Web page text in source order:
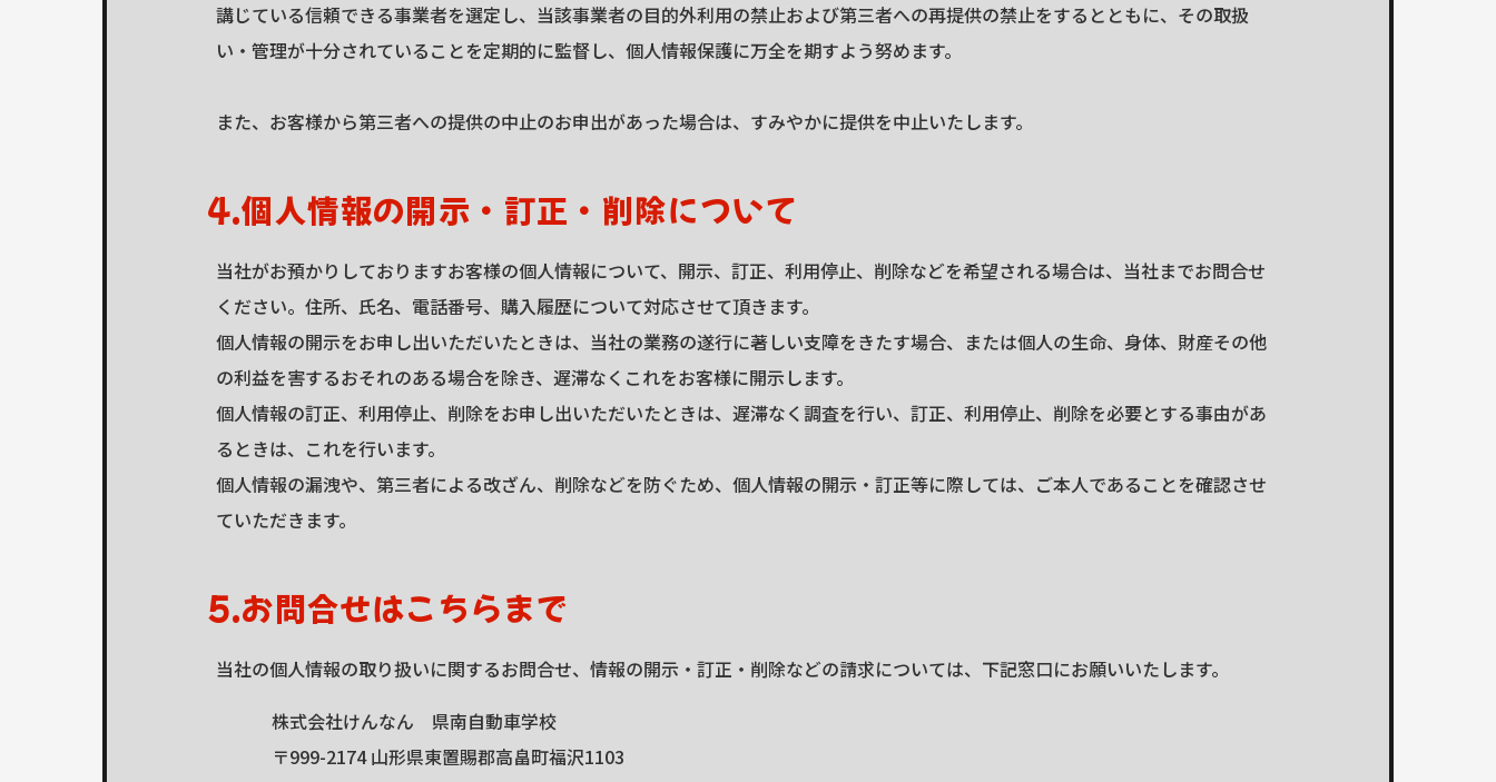
講じている信頼できる事業者を選定し、当該事業者の目的外利用の禁止および第三者への再提供の禁止をするとともに、その取扱
い・管理が十分されていることを定期的に監督し、個人情報保護に万全を期すよう努めます。
また、お客様から第三者への提供の中止のお申出があった場合は、すみやかに提供を中止いたします。
4.個人情報の開示・訂正・削除について
当社がお預かりしておりますお客様の個人情報について、開示、訂正、利用停止、削除などを希望される場合は、当社までお問合せ
ください。住所、氏名、電話番号、購入履歴について対応させて頂きます。
個人情報の開示をお申し出いただいたときは、当社の業務の遂行に著しい支障をきたす場合、または個人の生命、身体、財産その他
の利益を害するおそれのある場合を除き、遅滞なくこれをお客様に開示します。
個人情報の訂正、利用停止、削除をお申し出いただいたときは、遅滞なく調査を行い、訂正、利用停止、削除を必要とする事由があ
るときは、これを行います。
個人情報の漏洩や、第三者による改ざん、削除などを防ぐため、個人情報の開示・訂正等に際しては、ご本人であることを確認させ
ていただきます。
5.お問合せはこちらまで
当社の個人情報の取り扱いに関するお問合せ、情報の開示・訂正・削除などの請求については、下記窓口にお願いいたします。
株式会社けんなん 県南自動車学校
〒999-2174山形県東置賜郡高畠町福沢1103